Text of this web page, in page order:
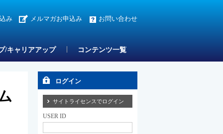
み メルマガお申込み お問い合わせ
/キャリアアップ コンテンツ一覧
ログイン
サイトライセンスでログイン
USER ID